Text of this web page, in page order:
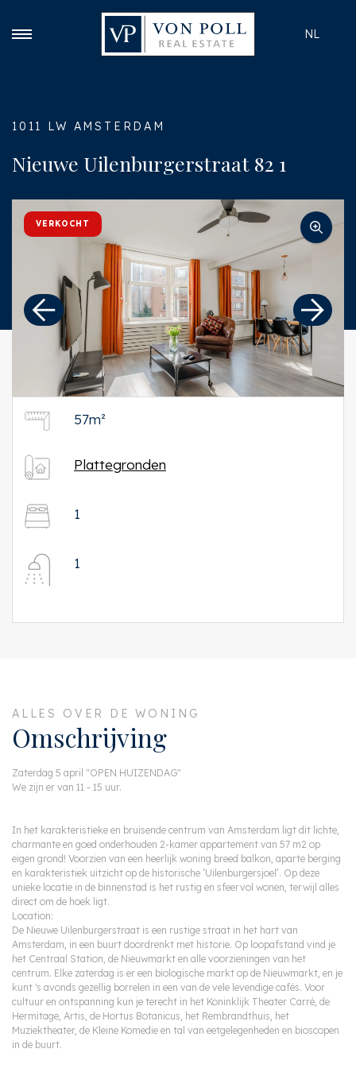
NL
1011 LW AMSTERDAM
Nieuwe Uilenburgerstraat 82 1
VERKOCHT
57m²
Plattegronden
1
1
ALLES OVER DE WONING
Omschrijving
Zaterdag 5 april "OPEN HUIZENDAG"
We zijn er van 11 - 15 uur.
In het karakteristieke en bruisende centrum van Amsterdam ligt dit lichte,
charmante en goed onderhouden 2-kamer appartement van 57 m2 op
eigen grond! Voorzien van een heerlijk woning breed balkon, aparte berging
en karakteristiek uitzicht op de historische ‘Uilenburgersjoel’. Op deze
unieke locatie in de binnenstad is het rustig en sfeervol wonen, terwijl alles
direct om de hoek ligt.
Location:
De Nieuwe Uilenburgerstraat is een rustige straat in het hart van
Amsterdam, in een buurt doordrenkt met historie. Op loopafstand vind je
het Centraal Station, de Nieuwmarkt en alle voorzieningen van het
centrum. Elke zaterdag is er een biologische markt op de Nieuwmarkt, en je
kunt 's avonds gezellig borrelen in een van de vele levendige cafés. Voor
cultuur en ontspanning kun je terecht in het Koninklijk Theater Carré, de
Hermitage, Artis, de Hortus Botanicus, het Rembrandthuis, het
Muziektheater, de Kleine Komedie en tal van eetgelegenheden en bioscopen
in de buurt.